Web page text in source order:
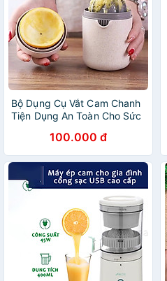
Bộ Dụng Cụ Vắt Cam Chanh
Tiện Dụng An Toàn Cho Sức
Cây - Máy Ép Các Loại Rau
Củ - Chính Hãng màu ngẫu
nhiên
100.000 đ